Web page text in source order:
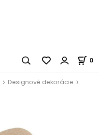
0
Designové dekorácie